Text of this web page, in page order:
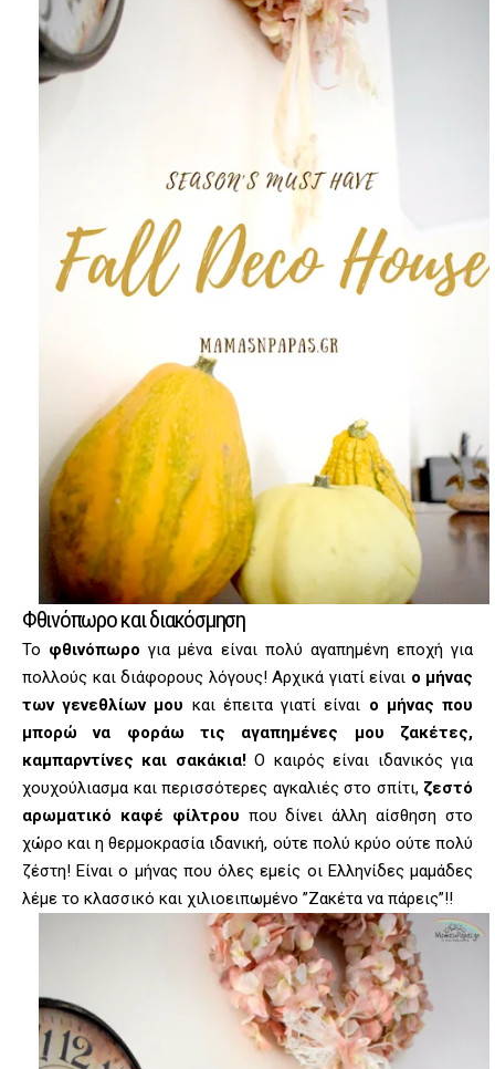
Φθινόπωρο και διακόσμηση
Το φθινόπωρογια μένα είναι πολύ αγαπημένη εποχή για
πολλούς και διάφορους λόγους! Αρχικά γιατί είναι ο μήνας
των γενεθλίων μου και έπειτα γιατί είναι ο μήνας που
μπορώ να φοράω τις αγαπημένες μου ζακέτες,
καμπαρντίνες και σακάκια!Ο καιρός είναι ιδανικός για
χουχούλιασμα και περισσότερες αγκαλιές στο σπίτι, ζεστό
αρωματικό καφέ φίλτρου που δίνει άλλη αίσθηση στο
χώρο και η θερμοκρασία ιδανική, ούτε πολύ κρύο ούτε πολύ
ζέστη! Είναι ο μήνας που όλες εμείς οι Ελληνίδες μαμάδες
λέμε το κλασσικό και χιλιοειπωμένο ”Ζακέτα να πάρεις”!!